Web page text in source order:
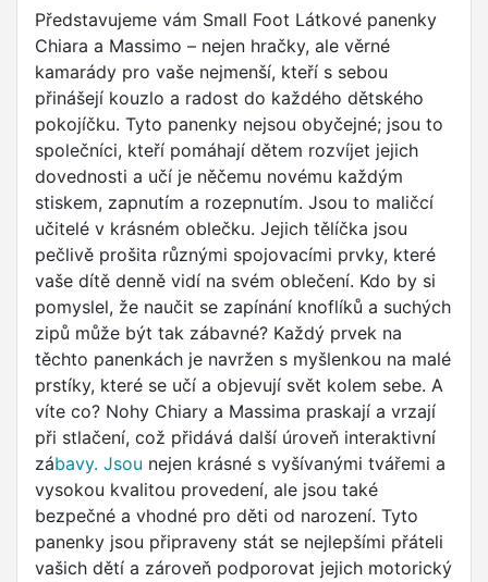
Představujeme vám Small Foot Látkové panenky
Chiara a Massimo – nejen hračky, ale věrné
kamarády pro vaše nejmenší, kteří s sebou
přinášejí kouzlo a radost do každého dětského
pokojíčku. Tyto panenky nejsou obyčejné; jsou to
společníci, kteří pomáhají dětem rozvíjet jejich
dovednosti a učí je něčemu novému každým
stiskem, zapnutím a rozepnutím. Jsou to maličcí
učitelé v krásném oblečku. Jejich tělíčka jsou
pečlivě prošita různými spojovacími prvky, které
vaše dítě denně vidí na svém oblečení. Kdo by si
pomyslel, že naučit se zapínání knoflíků a suchých
zipů může být tak zábavné? Každý prvek na
těchto panenkách je navržen s myšlenkou na malé
prstíky, které se učí a objevují svět kolem sebe. A
víte co? Nohy Chiary a Massima praskají a vrzají
při stlačení, což přidává další úroveň interaktivní
zábavy. Jsou nejen krásné s vyšívanými tvářemi a
vysokou kvalitou provedení, ale jsou také
bezpečné a vhodné pro děti od narození. Tyto
panenky jsou připraveny stát se nejlepšími přáteli
vašich dětí a zároveň podporovat jejich motorický